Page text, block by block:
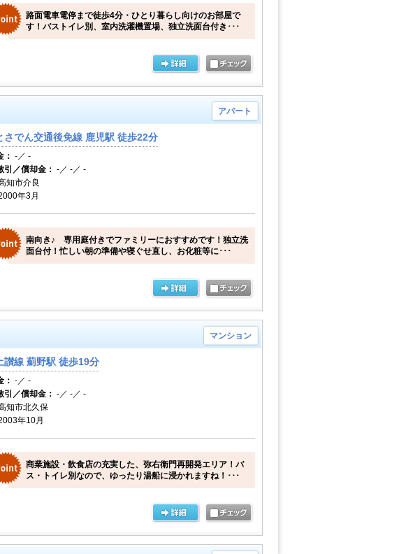
路面電車電停まで徒歩4分・ひとり暮らし向けのお部屋で
す！バストイレ別、室内洗濯機置場、独立洗面台付き･･･
アパート
さでん交通後免線 鹿児駅 徒歩22分
： -／ -
引／償却金： -／ -／ -
知市介良
年3月
南向き♪ 専用庭付きでファミリーにおすすめです！独立洗
面台付！忙しい朝の準備や寝ぐせ直し、お化粧等に･･･
マンション
讃線 薊野駅 徒歩19分
： -／ -
引／償却金： -／ -／ -
知市北久保
年10月
商業施設・飲食店の充実した、弥右衛門再開発エリア！バ
ス・トイレ別なので、ゆったり湯船に浸かれますね！･･･